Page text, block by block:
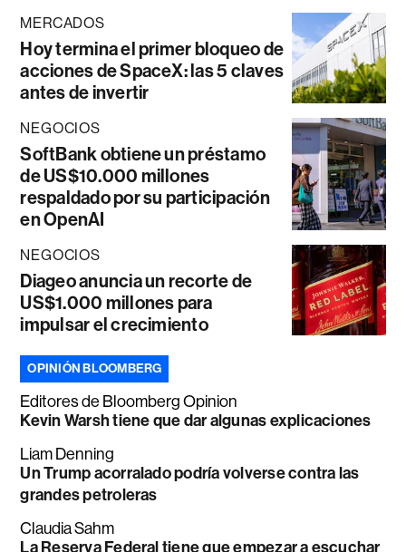
MERCADOS
Hoy termina el primer bloqueo de
acciones de SpaceX: las 5 claves
antes de invertir
NEGOCIOS
SoftBank obtiene un préstamo
de US$10.000 millones
respaldado por su participación
en OpenAI
NEGOCIOS
Diageo anuncia un recorte de
US$1.000 millones para
impulsar el crecimiento
OPINIÓN BLOOMBERG
Editores de Bloomberg Opinion
Kevin Warsh tiene que dar algunas explicaciones
Liam Denning
Un Trump acorralado podría volverse contra las
grandes petroleras
Claudia Sahm
La Reserva Federal tiene que empezar a escuchar